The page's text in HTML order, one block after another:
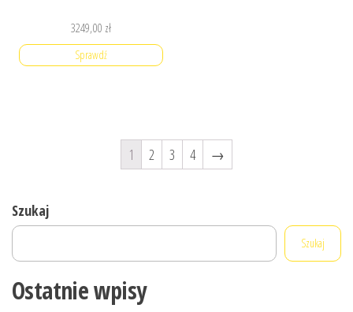
3249,00 zł
Sprawdź
1 2 3 4 →
Szukaj
Szukaj
Ostatnie wpisy